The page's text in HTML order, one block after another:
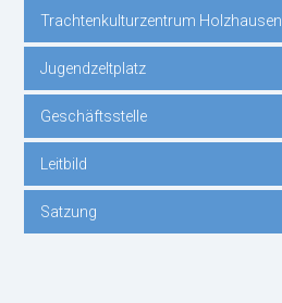
Trachtenkulturzentrum Holzhausen
Jugendzeltplatz
Geschäftsstelle
Leitbild
Satzung